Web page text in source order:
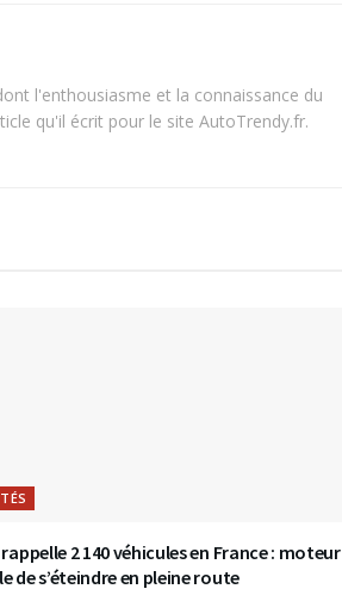
l'enthousiasme et la connaissance du
qu'il écrit pour le site AutoTrendy.fr.
2 140 véhicules en France : moteur
de s’éteindre en pleine route